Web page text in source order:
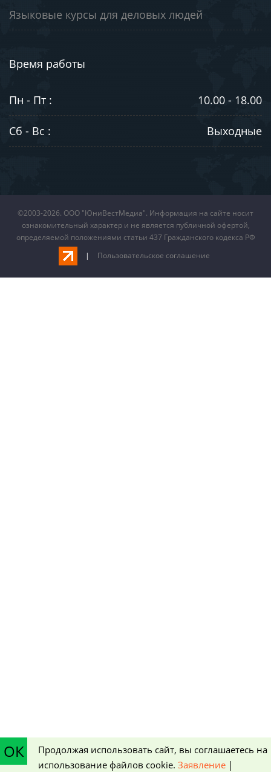
Языковые курсы для деловых людей
Время работы
Пн - Пт : 10.00 - 18.00
Сб - Вс : Выходные
©2003-2026. ООО "ЮниВестМедиа". Информация на сайте носит
ознакомительный характер и не является публичной офертой,
определяемой положениями статьи 437 Гражданского кодекса РФ
|
Пользовательское соглашение
ОК
Продолжая использовать сайт, вы соглашаетесь на
использование файлов cookie. Заявление |